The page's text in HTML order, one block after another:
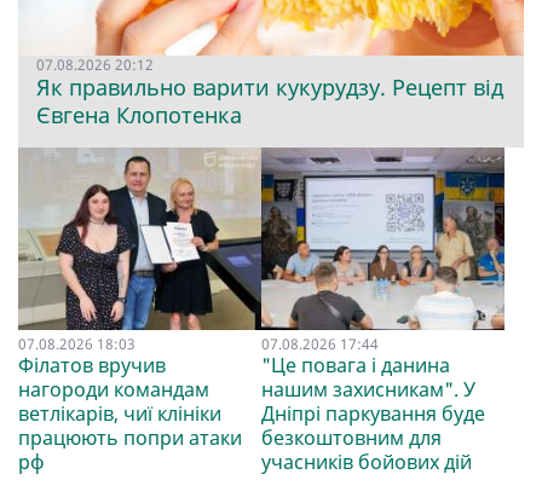
07.08.2026 20:12
Як правильно варити кукурудзу. Рецепт від
Євгена Клопотенка
07.08.2026 18:03
Філатов вручив
нагороди командам
ветлікарів, чиї клініки
працюють попри атаки
рф
07.08.2026 17:44
"Це повага і данина
нашим захисникам". У
Дніпрі паркування буде
безкоштовним для
учасників бойових дій